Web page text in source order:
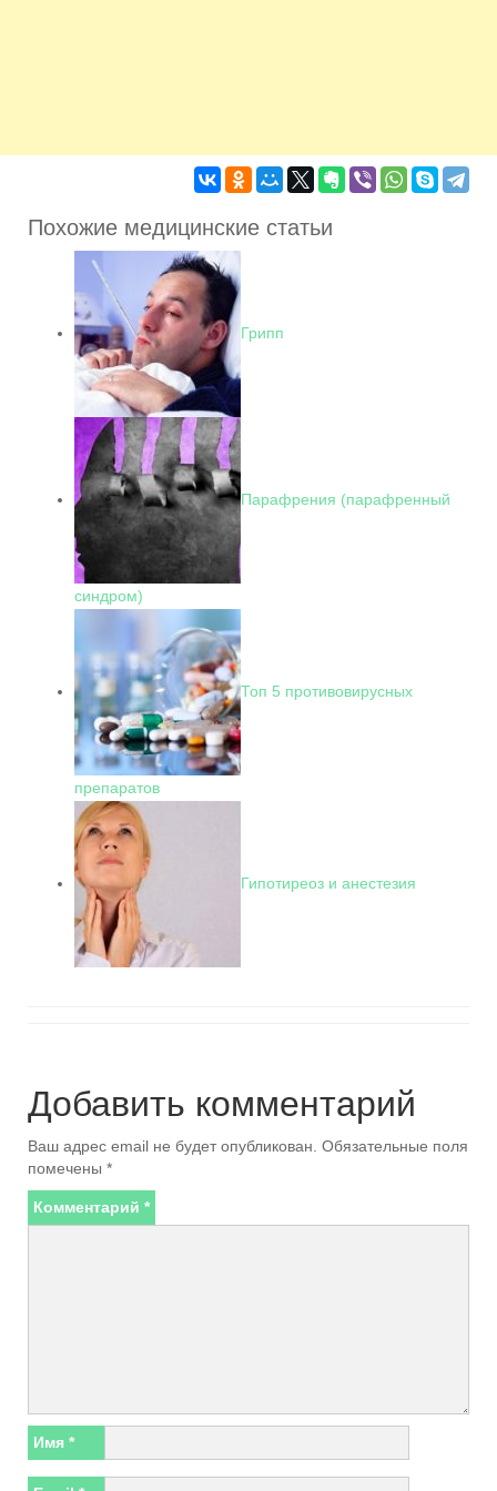
Похожие медицинские статьи
Грипп
Парафрения (парафренный
синдром)
Топ 5 противовирусных
препаратов
Гипотиреоз и анестезия
Добавить комментарий
Ваш адрес email не будет опубликован. Обязательные поля
помечены *
Комментарий *
Имя *